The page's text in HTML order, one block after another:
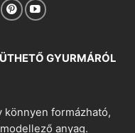
GYURMÁRÓL
könnyen formázható,
anyag.